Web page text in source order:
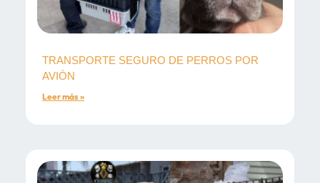
TRANSPORTE SEGURO DE PERROS POR
AVIÓN
Leer más »